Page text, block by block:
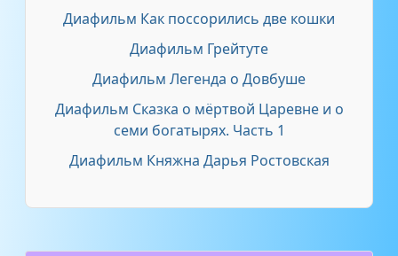
Диафильм Как поссорились две кошки
Диафильм Грейтуте
Диафильм Легенда о Довбуше
Диафильм Сказка о мёртвой Царевне и о
семи богатырях. Часть 1
Диафильм Княжна Дарья Ростовская